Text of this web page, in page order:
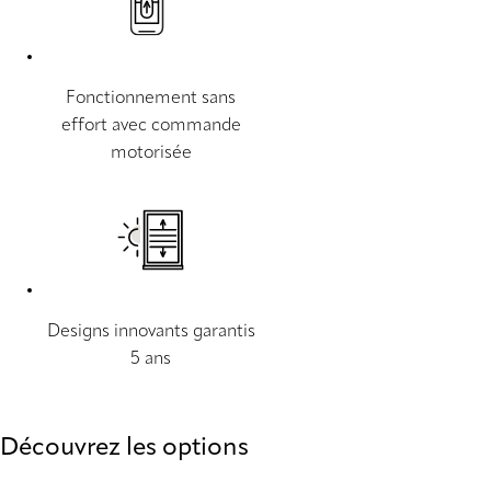
Fonctionnement sans
effort avec commande
motorisée
Designs innovants garantis
5 ans
Découvrez les options